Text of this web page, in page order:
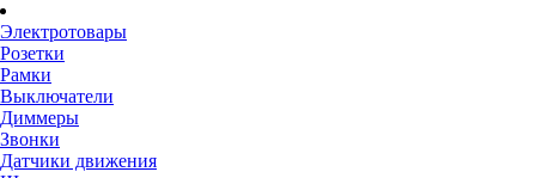
Электротовары
Розетки
Рамки
Выключатели
Диммеры
Звонки
Датчики движения